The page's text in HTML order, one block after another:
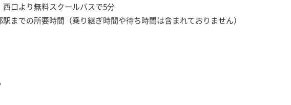
口より無料スクールバスで5分
までの所要時間（乗り継ぎ時間や待ち時間は含まれておりません）